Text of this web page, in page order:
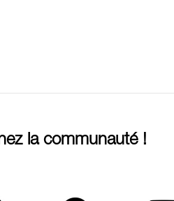
la communauté !